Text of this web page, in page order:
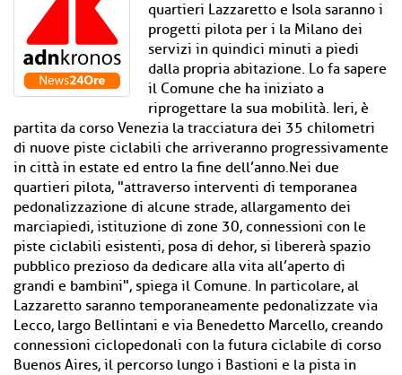
quartieri Lazzaretto e Isola saranno i
progetti pilota per i la Milano dei
servizi in quindici minuti a piedi
dalla propria abitazione. Lo fa sapere
il Comune che ha iniziato a
riprogettare la sua mobilità. Ieri, è
partita da corso Venezia la tracciatura dei 35 chilometri
di nuove piste ciclabili che arriveranno progressivamente
in città in estate ed entro la fine dell’anno.Nei due
quartieri pilota, "attraverso interventi di temporanea
pedonalizzazione di alcune strade, allargamento dei
marciapiedi, istituzione di zone 30, connessioni con le
piste ciclabili esistenti, posa di dehor, si libererà spazio
pubblico prezioso da dedicare alla vita all’aperto di
grandi e bambini", spiega il Comune. In particolare, al
Lazzaretto saranno temporaneamente pedonalizzate via
Lecco, largo Bellintani e via Benedetto Marcello, creando
connessioni ciclopedonali con la futura ciclabile di corso
Buenos Aires, il percorso lungo i Bastioni e la pista in